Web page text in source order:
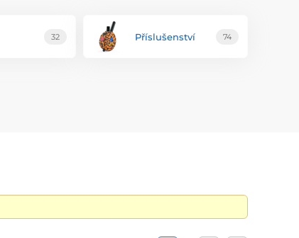
32 Příslušenství 74